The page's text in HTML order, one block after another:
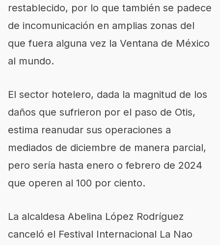
restablecido, por lo que también se padece
de incomunicación en amplias zonas del
que fuera alguna vez la Ventana de México
al mundo.
El sector hotelero, dada la magnitud de los
daños que sufrieron por el paso de Otis,
estima reanudar sus operaciones a
mediados de diciembre de manera parcial,
pero sería hasta enero o febrero de 2024
que operen al 100 por ciento.
La alcaldesa Abelina López Rodríguez
canceló el Festival Internacional La Nao